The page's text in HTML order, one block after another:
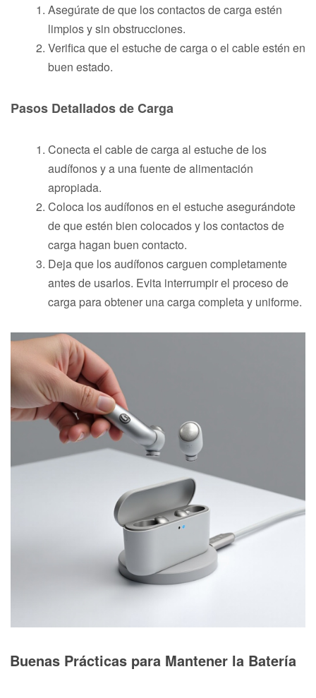
Asegúrate de que los contactos de carga estén
limpios y sin obstrucciones.
Verifica que el estuche de carga o el cable estén en
buen estado.
Pasos Detallados de Carga
Conecta el cable de carga al estuche de los
audífonos y a una fuente de alimentación
apropiada.
Coloca los audífonos en el estuche asegurándote
de que estén bien colocados y los contactos de
carga hagan buen contacto.
Deja que los audífonos carguen completamente
antes de usarlos. Evita interrumpir el proceso de
carga para obtener una carga completa y uniforme.
Buenas Prácticas para Mantener la Batería